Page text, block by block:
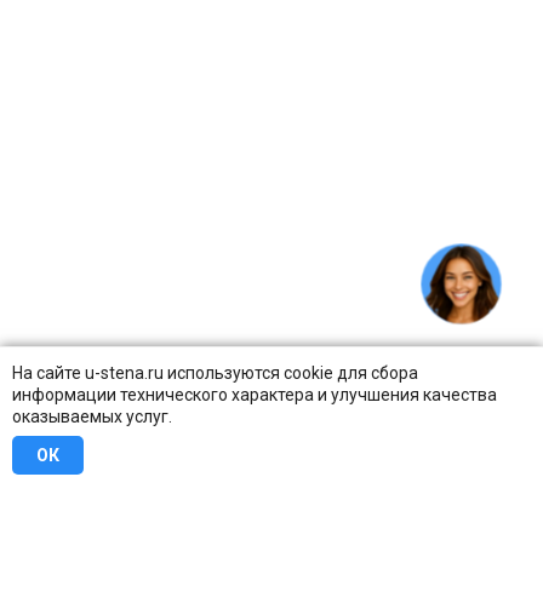
На сайте u-stena.ru используются cookie для сбора
информации технического характера и улучшения качества
оказываемых услуг.
ОК